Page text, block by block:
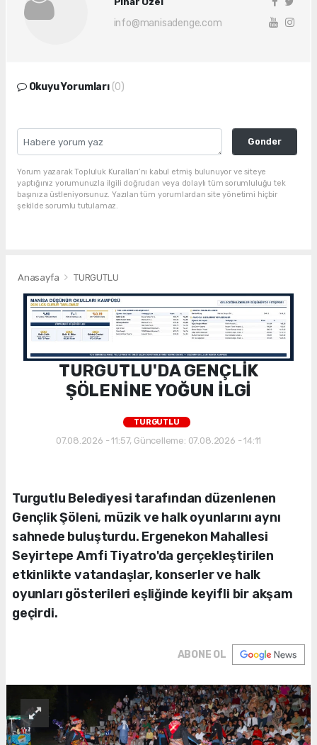
info@manisadenge.com
Okuyu Yorumları (0)
Gonder
Yorum yazarak Topluluk Kuralları’nı kabul etmiş bulunuyor ve siteye
yaptığınız yorumunuzla ilgili doğrudan veya dolaylı tüm sorumluluğu tek
başınıza üstleniyorsunuz. Yazılan tüm yorumlardan site yönetimi hiçbir
şekilde sorumlu tutulamaz.
Anasayfa TURGUTLU
TURGUTLU'DA GENÇLİK
ŞÖLENİNE YOĞUN İLGİ
TURGUTLU
07.08.2026 - 11:57, Güncelleme: 07.08.2026 - 14:11
Turgutlu Belediyesi tarafından düzenlenen
Gençlik Şöleni, müzik ve halk oyunlarını aynı
sahnede buluşturdu. Ergenekon Mahallesi
Seyirtepe Amfi Tiyatro'da gerçekleştirilen
etkinlikte vatandaşlar, konserler ve halk
oyunları gösterileri eşliğinde keyifli bir akşam
geçirdi.
ABONE OL